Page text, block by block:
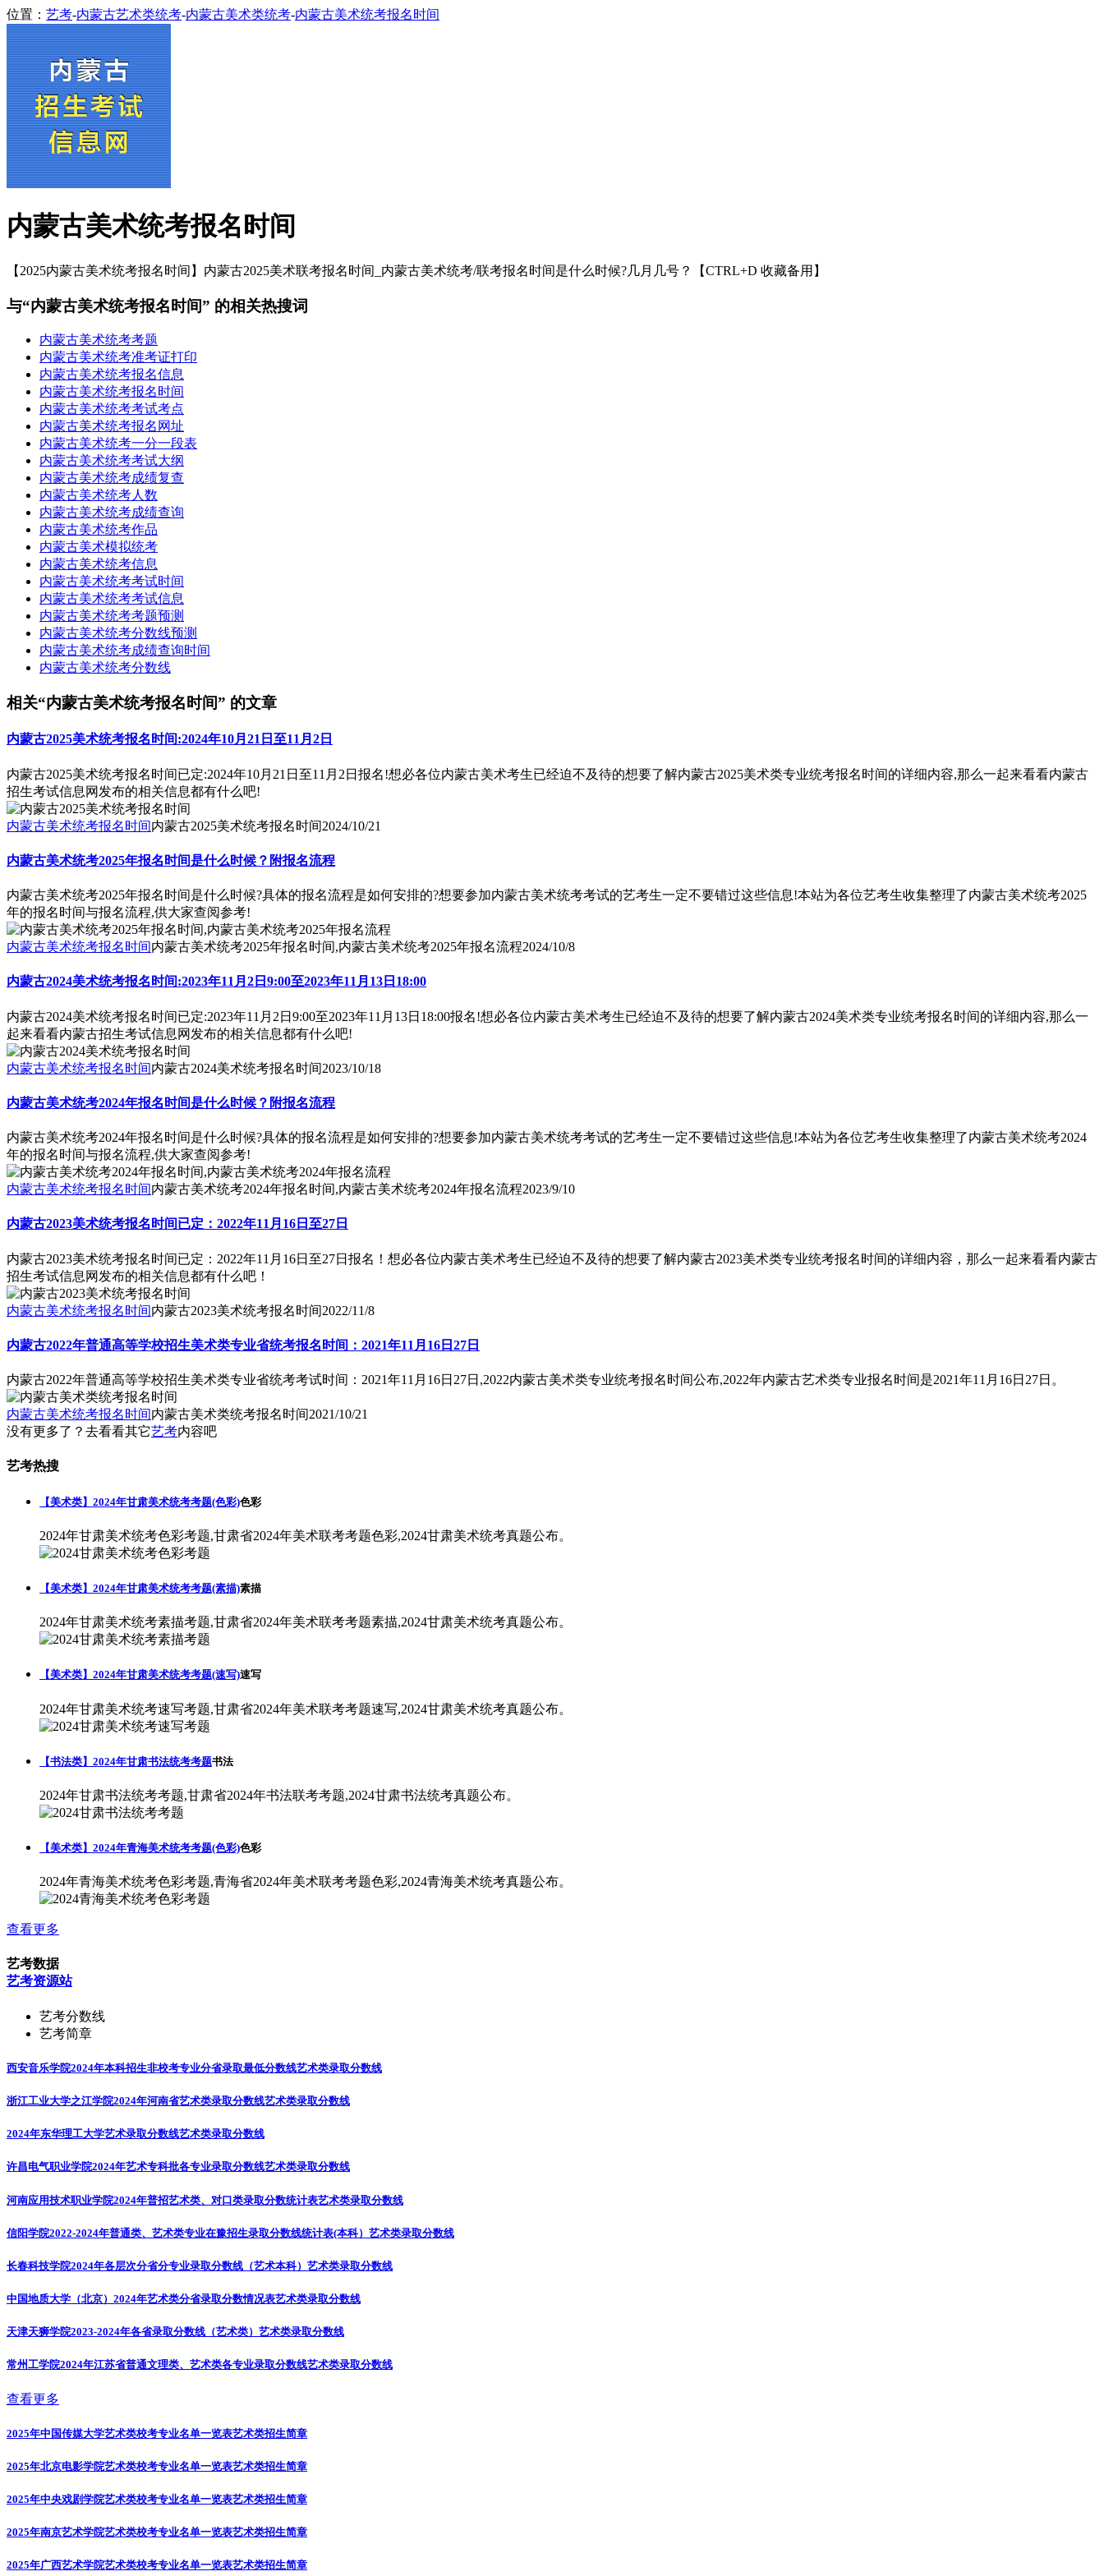
位置： 艺考-内蒙古艺术类统考-内蒙古美术类统考-内蒙古美术统考报名时间
内蒙古美术统考报名时间
【2025内蒙古美术统考报名时间】内蒙古2025美术联考报名时间_内蒙古美术统考/联考报名时间是什么时候?几月几号？【CTRL+D 收藏备用】
与“内蒙古美术统考报名时间” 的相关热搜词
内蒙古美术统考考题
内蒙古美术统考准考证打印
内蒙古美术统考报名信息
内蒙古美术统考报名时间
内蒙古美术统考考试考点
内蒙古美术统考报名网址
内蒙古美术统考一分一段表
内蒙古美术统考考试大纲
内蒙古美术统考成绩复查
内蒙古美术统考人数
内蒙古美术统考成绩查询
内蒙古美术统考作品
内蒙古美术模拟统考
内蒙古美术统考信息
内蒙古美术统考考试时间
内蒙古美术统考考试信息
内蒙古美术统考考题预测
内蒙古美术统考分数线预测
内蒙古美术统考成绩查询时间
内蒙古美术统考分数线
相关“内蒙古美术统考报名时间” 的文章
内蒙古2025美术统考报名时间:2024年10月21日至11月2日
内蒙古2025美术统考报名时间已定:2024年10月21日至11月2日报名!想必各位内蒙古美术考生已经迫不及待的想要了解内蒙古2025美术类专业统考报名时间的详细内容,那么一起来看看内蒙古
招生考试信息网发布的相关信息都有什么吧!
内蒙古美术统考报名时间内蒙古2025美术统考报名时间2024/10/21
内蒙古美术统考2025年报名时间是什么时候？附报名流程
内蒙古美术统考2025年报名时间是什么时候?具体的报名流程是如何安排的?想要参加内蒙古美术统考考试的艺考生一定不要错过这些信息!本站为各位艺考生收集整理了内蒙古美术统考2025
年的报名时间与报名流程,供大家查阅参考!
内蒙古美术统考报名时间内蒙古美术统考2025年报名时间,内蒙古美术统考2025年报名流程2024/10/8
内蒙古2024美术统考报名时间:2023年11月2日9:00至2023年11月13日18:00
内蒙古2024美术统考报名时间已定:2023年11月2日9:00至2023年11月13日18:00报名!想必各位内蒙古美术考生已经迫不及待的想要了解内蒙古2024美术类专业统考报名时间的详细内容,那么一
起来看看内蒙古招生考试信息网发布的相关信息都有什么吧!
内蒙古美术统考报名时间内蒙古2024美术统考报名时间2023/10/18
内蒙古美术统考2024年报名时间是什么时候？附报名流程
内蒙古美术统考2024年报名时间是什么时候?具体的报名流程是如何安排的?想要参加内蒙古美术统考考试的艺考生一定不要错过这些信息!本站为各位艺考生收集整理了内蒙古美术统考2024
年的报名时间与报名流程,供大家查阅参考!
内蒙古美术统考报名时间内蒙古美术统考2024年报名时间,内蒙古美术统考2024年报名流程2023/9/10
内蒙古2023美术统考报名时间已定：2022年11月16日至27日
内蒙古2023美术统考报名时间已定：2022年11月16日至27日报名！想必各位内蒙古美术考生已经迫不及待的想要了解内蒙古2023美术类专业统考报名时间的详细内容，那么一起来看看内蒙古
招生考试信息网发布的相关信息都有什么吧！
内蒙古美术统考报名时间内蒙古2023美术统考报名时间2022/11/8
内蒙古2022年普通高等学校招生美术类专业省统考报名时间：2021年11月16日27日
内蒙古2022年普通高等学校招生美术类专业省统考考试时间：2021年11月16日27日,2022内蒙古美术类专业统考报名时间公布,2022年内蒙古艺术类专业报名时间是2021年11月16日27日。
内蒙古美术统考报名时间内蒙古美术类统考报名时间2021/10/21
没有更多了？去看看其它艺考内容吧
艺考热搜
【美术类】2024年甘肃美术统考考题(色彩)色彩
2024年甘肃美术统考色彩考题,甘肃省2024年美术联考考题色彩,2024甘肃美术统考真题公布。
【美术类】2024年甘肃美术统考考题(素描)素描
2024年甘肃美术统考素描考题,甘肃省2024年美术联考考题素描,2024甘肃美术统考真题公布。
【美术类】2024年甘肃美术统考考题(速写)速写
2024年甘肃美术统考速写考题,甘肃省2024年美术联考考题速写,2024甘肃美术统考真题公布。
【书法类】2024年甘肃书法统考考题书法
2024年甘肃书法统考考题,甘肃省2024年书法联考考题,2024甘肃书法统考真题公布。
【美术类】2024年青海美术统考考题(色彩)色彩
2024年青海美术统考色彩考题,青海省2024年美术联考考题色彩,2024青海美术统考真题公布。
查看更多
艺考数据
艺考资源站
艺考分数线
艺考简章
西安音乐学院2024年本科招生非校考专业分省录取最低分数线艺术类录取分数线
浙江工业大学之江学院2024年河南省艺术类录取分数线艺术类录取分数线
2024年东华理工大学艺术录取分数线艺术类录取分数线
许昌电气职业学院2024年艺术专科批各专业录取分数线艺术类录取分数线
河南应用技术职业学院2024年普招艺术类、对口类录取分数统计表艺术类录取分数线
信阳学院2022-2024年普通类、艺术类专业在豫招生录取分数线统计表(本科） 艺术类录取分数线
长春科技学院2024年各层次分省分专业录取分数线（艺术本科） 艺术类录取分数线
中国地质大学（北京）2024年艺术类分省录取分数情况表艺术类录取分数线
天津天狮学院2023-2024年各省录取分数线（艺术类） 艺术类录取分数线
常州工学院2024年江苏省普通文理类、艺术类各专业录取分数线艺术类录取分数线
查看更多
2025年中国传媒大学艺术类校考专业名单一览表艺术类招生简章
2025年北京电影学院艺术类校考专业名单一览表艺术类招生简章
2025年中央戏剧学院艺术类校考专业名单一览表艺术类招生简章
2025年南京艺术学院艺术类校考专业名单一览表艺术类招生简章
2025年广西艺术学院艺术类校考专业名单一览表艺术类招生简章